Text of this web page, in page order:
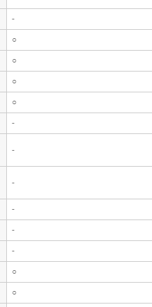
-
○
○
○
○
-
-
-
-
-
-
○
○